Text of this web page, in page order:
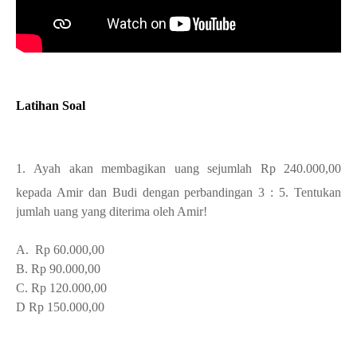
Latihan Soal
1. Ayah akan membagikan uang sejumlah Rp 240.000,00
kepada Amir dan Budi dengan perbandingan 3 : 5. Tentukan
jumlah uang yang diterima oleh Amir!
A. Rp 60.000,00
B. Rp 90.000,00
C. Rp 120.000,00
D Rp 150.000,00